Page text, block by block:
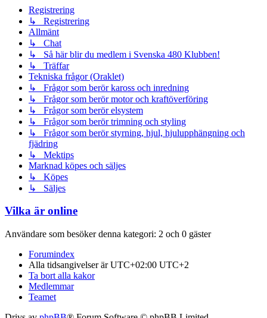
Registrering
↳ Registrering
Allmänt
↳ Chat
↳ Så här blir du medlem i Svenska 480 Klubben!
↳ Träffar
Tekniska frågor (Oraklet)
↳ Frågor som berör kaross och inredning
↳ Frågor som berör motor och kraftöverföring
↳ Frågor som berör elsystem
↳ Frågor som berör trimning och styling
↳ Frågor som berör styrning, hjul, hjulupphängning och
fjädring
↳ Mektips
Marknad köpes och säljes
↳ Köpes
↳ Säljes
Vilka är online
Användare som besöker denna kategori: 2 och 0 gäster
Forumindex
Alla tidsangivelser är UTC+02:00 UTC+2
Ta bort alla kakor
Medlemmar
Teamet